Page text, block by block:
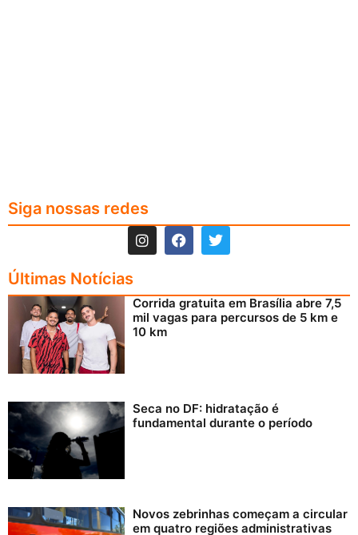
Siga nossas redes
Últimas Notícias
Corrida gratuita em Brasília abre 7,5
mil vagas para percursos de 5 km e
10 km
Seca no DF: hidratação é
fundamental durante o período
Novos zebrinhas começam a circular
em quatro regiões administrativas